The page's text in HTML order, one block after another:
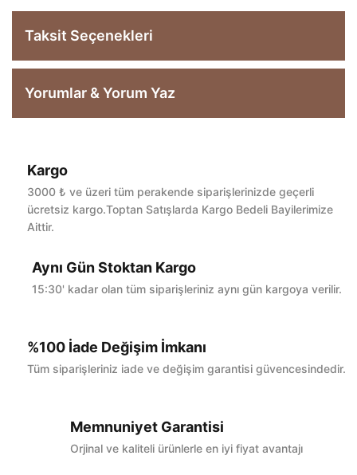
Taksit Seçenekleri
Yorumlar & Yorum Yaz
Bu ürüne ilk yorumu siz yapın!
Kargo
3000 ₺ ve üzeri tüm perakende siparişlerinizde geçerli
ücretsiz kargo.Toptan Satışlarda Kargo Bedeli Bayilerimize
Aittir.
Aynı Gün Stoktan Kargo
15:30' kadar olan tüm siparişleriniz aynı gün kargoya verilir.
%100 İade Değişim İmkanı
Tüm siparişleriniz iade ve değişim garantisi güvencesindedir.
Memnuniyet Garantisi
Orjinal ve kaliteli ürünlerle en iyi fiyat avantajı